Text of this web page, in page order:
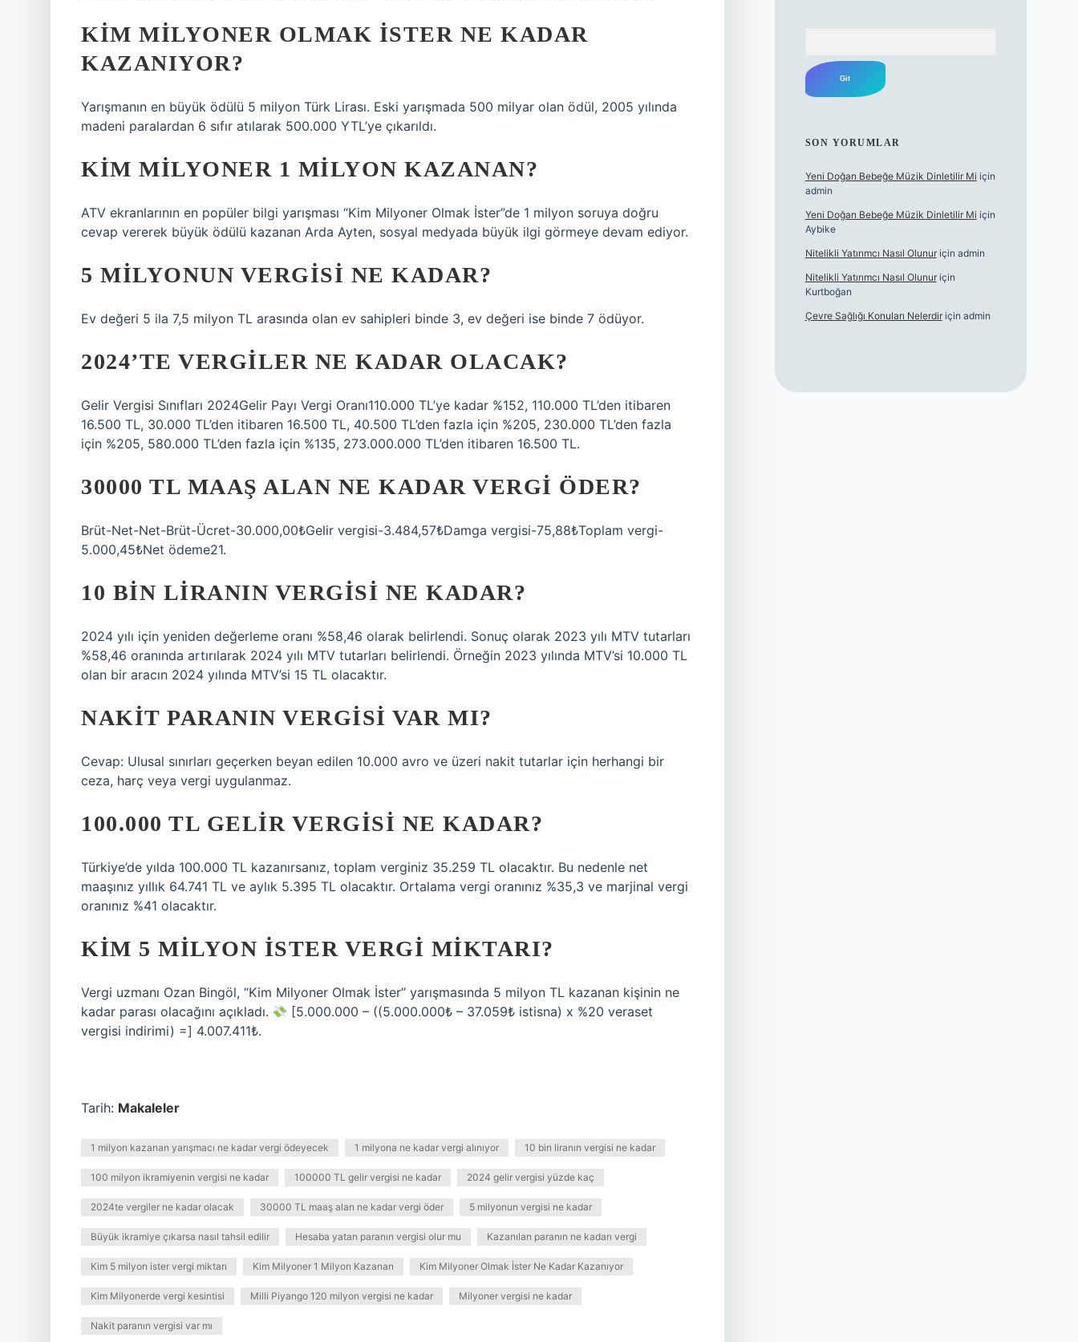
KIM MILYONER OLMAK İSTER NE KADAR
KAZANIYOR?
Yarışmanın en büyük ödülü 5 milyon Türk Lirası. Eski yarışmada 500 milyar olan ödül, 2005 yılında
madeni paralardan 6 sıfır atılarak 500.000 YTL’ye çıkarıldı.
KIM MILYONER 1 MILYON KAZANAN?
ATV ekranlarının en popüler bilgi yarışması “Kim Milyoner Olmak İster”de 1 milyon soruya doğru
cevap vererek büyük ödülü kazanan Arda Ayten, sosyal medyada büyük ilgi görmeye devam ediyor.
5 MILYONUN VERGISI NE KADAR?
Ev değeri 5 ila 7,5 milyon TL arasında olan ev sahipleri binde 3, ev değeri ise binde 7 ödüyor.
2024’TE VERGILER NE KADAR OLACAK?
Gelir Vergisi Sınıfları 2024Gelir Payı Vergi Oranı110.000 TL’ye kadar %152, 110.000 TL’den itibaren
16.500 TL, 30.000 TL’den itibaren 16.500 TL, 40.500 TL’den fazla için %205, 230.000 TL’den fazla
için %205, 580.000 TL’den fazla için %135, 273.000.000 TL’den itibaren 16.500 TL.
30000 TL MAAŞ ALAN NE KADAR VERGI ÖDER?
Brüt-Net-Net-Brüt-Ücret-30.000,00₺Gelir vergisi-3.484,57₺Damga vergisi-75,88₺Toplam vergi-
5.000,45₺Net ödeme21.
10 BIN LIRANIN VERGISI NE KADAR?
2024 yılı için yeniden değerleme oranı %58,46 olarak belirlendi. Sonuç olarak 2023 yılı MTV tutarları
%58,46 oranında artırılarak 2024 yılı MTV tutarları belirlendi. Örneğin 2023 yılında MTV’si 10.000 TL
olan bir aracın 2024 yılında MTV’si 15 TL olacaktır.
NAKIT PARANIN VERGISI VAR MI?
Cevap: Ulusal sınırları geçerken beyan edilen 10.000 avro ve üzeri nakit tutarlar için herhangi bir
ceza, harç veya vergi uygulanmaz.
100.000 TL GELIR VERGISI NE KADAR?
Türkiye’de yılda 100.000 TL kazanırsanız, toplam verginiz 35.259 TL olacaktır. Bu nedenle net
maaşınız yıllık 64.741 TL ve aylık 5.395 TL olacaktır. Ortalama vergi oranınız %35,3 ve marjinal vergi
oranınız %41 olacaktır.
KIM 5 MILYON ISTER VERGI MIKTARI?
Vergi uzmanı Ozan Bingöl, “Kim Milyoner Olmak İster” yarışmasında 5 milyon TL kazanan kişinin ne
kadar parası olacağını açıkladı.
[5.000.000 – ((5.000.000₺ – 37.059₺ istisna) x %20 veraset
vergisi indirimi) =] 4.007.411₺.
Tarih: Makaleler
1 milyon kazanan yarışmacı ne kadar vergi ödeyecek 1 milyona ne kadar vergi alınıyor 10 bin liranın vergisi ne kadar
100 milyon ikramiyenin vergisi ne kadar 100000 TL gelir vergisi ne kadar 2024 gelir vergisi yüzde kaç
2024te vergiler ne kadar olacak 30000 TL maaş alan ne kadar vergi öder 5 milyonun vergisi ne kadar
Büyük ikramiye çıkarsa nasıl tahsil edilir Hesaba yatan paranın vergisi olur mu Kazanılan paranın ne kadarı vergi
Kim 5 milyon ister vergi miktarı Kim Milyoner 1 Milyon Kazanan Kim Milyoner Olmak İster Ne Kadar Kazanıyor
Kim Milyonerde vergi kesintisi Milli Piyango 120 milyon vergisi ne kadar Milyoner vergisi ne kadar
Nakit paranın vergisi var mı
SON YORUMLAR
Yeni Doğan Bebeğe Müzik Dinletilir Mi için
admin
Yeni Doğan Bebeğe Müzik Dinletilir Mi için
Aybike
Nitelikli Yatırımcı Nasıl Olunuriçin admin
Nitelikli Yatırımcı Nasıl Olunuriçin
Kurtboğan
Çevre Sağlığı Konuları Nelerdiriçin admin